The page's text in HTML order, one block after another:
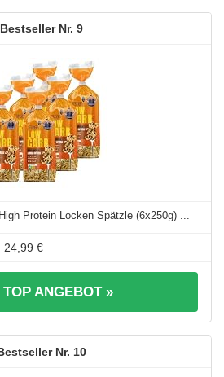
9
Protein Locken Spätzle (6x250g) ...
24,99 €
TOP ANGEBOT »
10